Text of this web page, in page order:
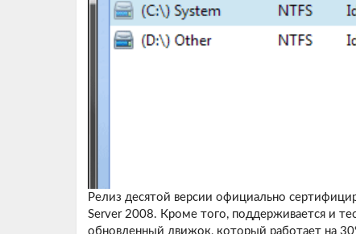
Релиз десятой версии официально
Server 2008. Кроме того, поддерживается и
обновленный движок, который работает на